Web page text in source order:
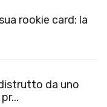
rookie card: la
da uno